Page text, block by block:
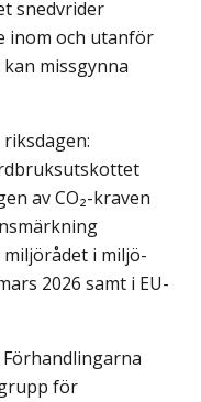
snedvrider
inom och utanför
missgynna
av CO₂-kraven
i miljö-
2026 samt i EU-
för